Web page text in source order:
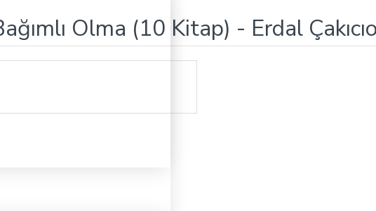
Olma (10 Kitap) - Erdal